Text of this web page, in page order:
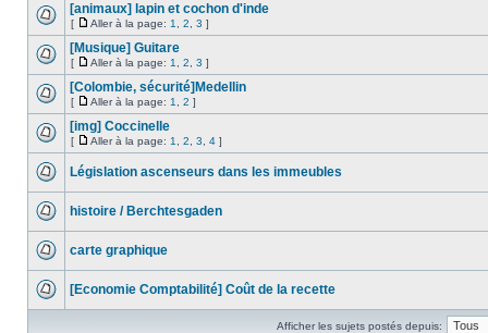
[animaux] lapin et cochon d'inde
[ Aller à la page: 1 2 3 ]
[Musique] Guitare
[ Aller à la page: 1 2 3 ]
[Colombie, sécurité]Medellin
[ Aller à la page: 1 2 ]
[img] Coccinelle
[ Aller à la page: 1 2 3 4 ]
Législation ascenseurs dans les immeubles
histoire / Berchtesgaden
carte graphique
[Economie Comptabilité] Coût de la recette
Afficher les sujets postés depuis: